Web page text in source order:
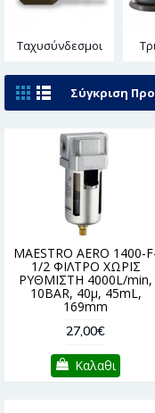
Ταχυσύνδεσμοι
Σύγκριση
MAESTRO AERO 1400-
1/2 ΦΙΛΤΡΟ ΧΩΡΙΣ
ΡΥΘΜΙΣΤΗ 4000L/min,
10BAR, 40μ, 45mL,
169mm
27,00€
Καλαθι